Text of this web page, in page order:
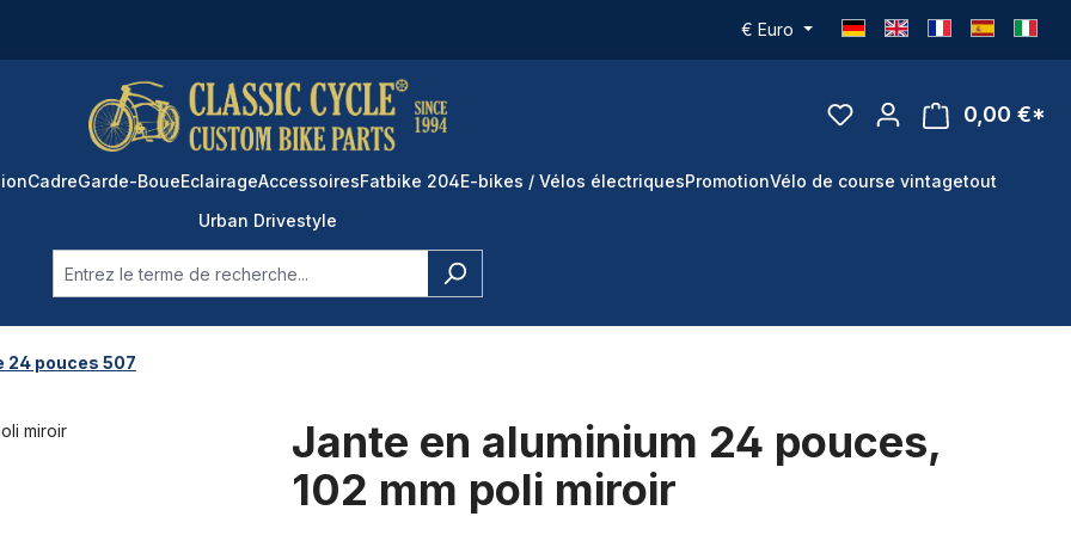
€ Euro
0,00 €*
CadreGarde-BoueEclairageAccessoiresFatbike 204E-bikes / Vélos électriquesPromotionVélo de course vintagetout
Urban Drivestyle
24 pouces 507
Jante en aluminium 24 pouces,
102 mm poli miroir